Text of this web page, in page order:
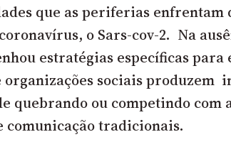
que as periferias
o Sars-cov-2. Na
estratégias específicas para
organizações sociais produzem
quebrando ou competindo com
comunicação tradicionais.